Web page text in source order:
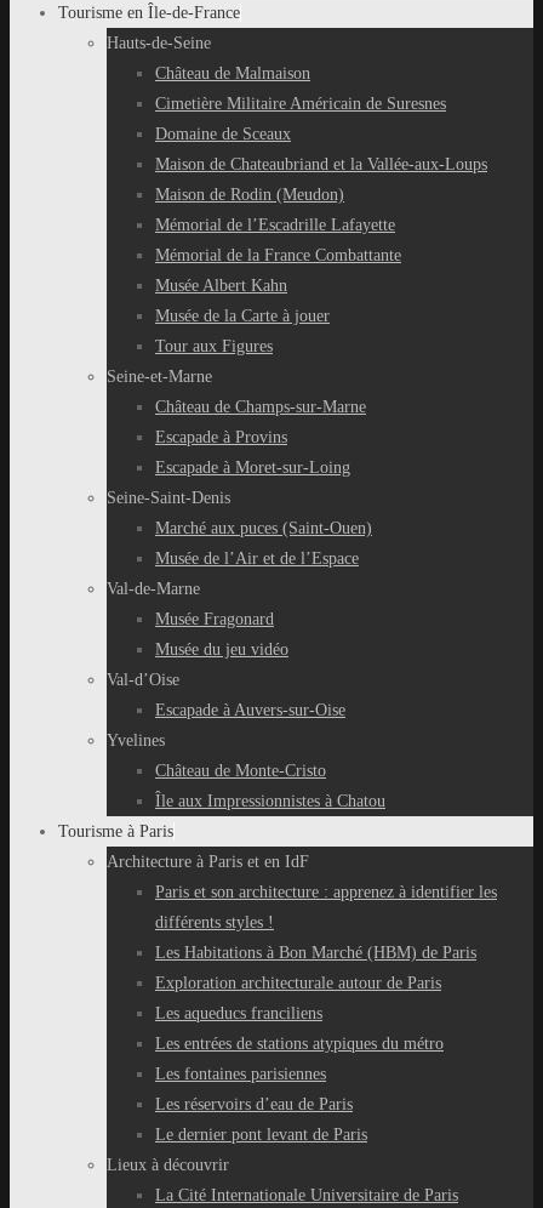
Tourisme en Île-de-France
Hauts-de-Seine
Château de Malmaison
Cimetière Militaire Américain de Suresnes
Domaine de Sceaux
Maison de Chateaubriand et la Vallée-aux-Loups
Maison de Rodin (Meudon)
Mémorial de l’Escadrille Lafayette
Mémorial de la France Combattante
Musée Albert Kahn
Musée de la Carte à jouer
Tour aux Figures
Seine-et-Marne
Château de Champs-sur-Marne
Escapade à Provins
Escapade à Moret-sur-Loing
Seine-Saint-Denis
Marché aux puces (Saint-Ouen)
Musée de l’Air et de l’Espace
Val-de-Marne
Musée Fragonard
Musée du jeu vidéo
Val-d’Oise
Escapade à Auvers-sur-Oise
Yvelines
Château de Monte-Cristo
Île aux Impressionnistes à Chatou
Tourisme à Paris
Architecture à Paris et en IdF
Paris et son architecture : apprenez à identifier les
différents styles !
Les Habitations à Bon Marché (HBM) de Paris
Exploration architecturale autour de Paris
Les aqueducs franciliens
Les entrées de stations atypiques du métro
Les fontaines parisiennes
Les réservoirs d’eau de Paris
Le dernier pont levant de Paris
Lieux à découvrir
La Cité Internationale Universitaire de Paris